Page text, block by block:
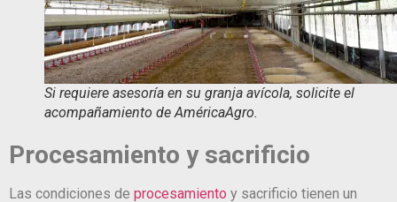
Si requiere asesoría en su granja avícola, solicite el
acompañamiento de AméricaAgro.
Procesamiento y sacrificio
Las condiciones de procesamiento y sacrificio tienen un